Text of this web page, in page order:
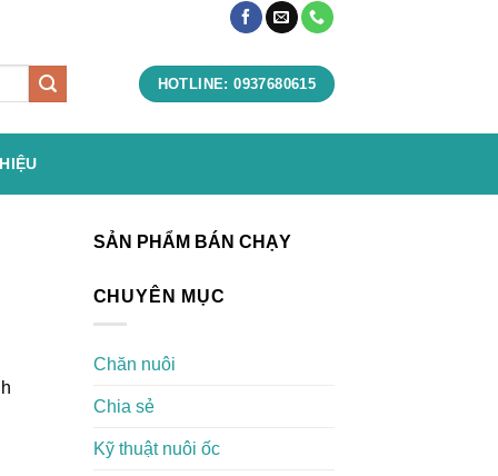
HOTLINE: 0937680615
SẢN PHẨM BÁN CHẠY
CHUYÊN MỤC
Chăn nuôi
Chia sẻ
Kỹ thuật nuôi ốc